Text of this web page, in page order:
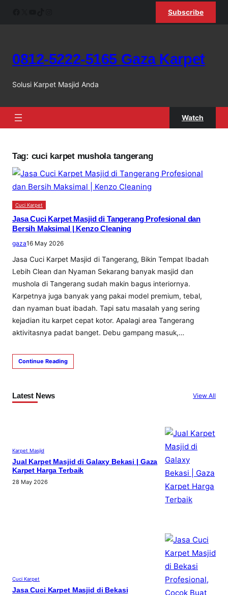
Subscribe
0812-5222-5165 Gaza Karpet
Solusi Karpet Masjid Anda
Watch
Tag: cuci karpet mushola tangerang
Cuci Karpet
Jasa Cuci Karpet Masjid di Tangerang Profesional dan
Bersih Maksimal | Kenzo Cleaning
gaza16 May 2026
Jasa Cuci Karpet Masjid di Tangerang, Bikin Tempat Ibadah
Lebih Clean dan Nyaman Sekarang banyak masjid dan
mushola di Tangerang sudah makin bagus interiornya.
Karpetnya juga banyak yang pakai model premium, tebal,
dan nyaman buat ibadah. Tapi satu masalah yang sering
kejadian itu karpet cepat kotor. Apalagi area Tangerang
aktivitasnya padat banget. Debu gampang masuk,…
Continue Reading
Latest News View All
Karpet Masjid
Jual Karpet Masjid di Galaxy Bekasi | Gaza
Karpet Harga Terbaik
28 May 2026
Cuci Karpet
Jasa Cuci Karpet Masjid di Bekasi